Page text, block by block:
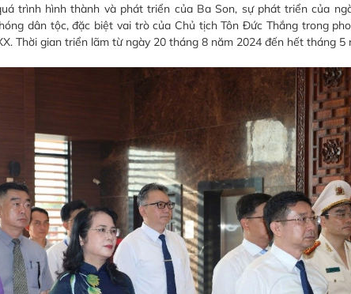
trình hình thành và phát triển của Ba Son, sự phát triển của
dân tộc, đặc biệt vai trò của Chủ tịch Tôn Đức Thắng trong
Thời gian triển lãm từ ngày 20 tháng 8 năm 2024 đến hết tháng 5